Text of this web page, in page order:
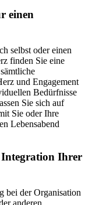
einen
selbst oder einen
finden Sie eine
und Engagement
Bedürfnisse
Sie sich auf
Sie oder Ihre
Lebensabend
Integration Ihrer
bei der Organisation
anderen